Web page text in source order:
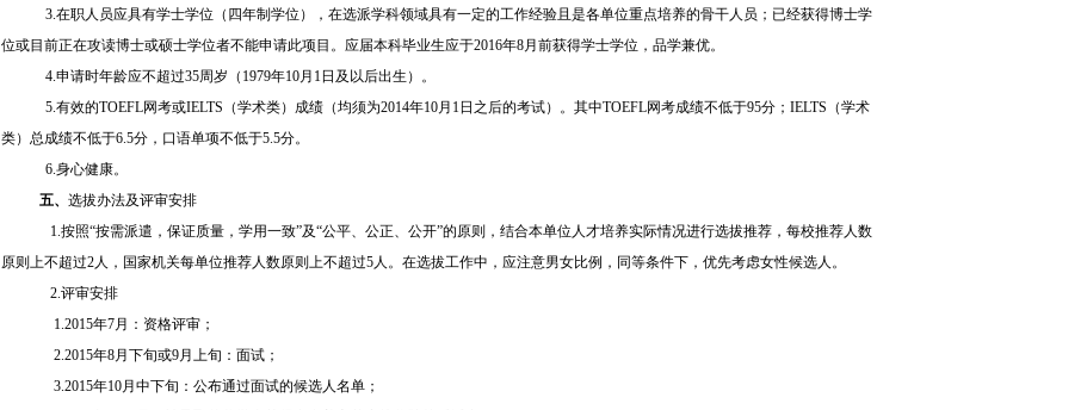
3.在职人员应具有学士学位（四年制学位），在选派学科领域具有一定的工作经验且是各单位重点培养的骨干人员；已经获得博士学
位或目前正在攻读博士或硕士学位者不能申请此项目。应届本科毕业生应于2016年8月前获得学士学位，品学兼优。
4.申请时年龄应不超过35周岁（1979年10月1日及以后出生）。
5.有效的TOEFL网考或IELTS（学术类）成绩（均须为2014年10月1日之后的考试）。其中TOEFL网考成绩不低于95分；IELTS（学术
类）总成绩不低于6.5分，口语单项不低于5.5分。
6.身心健康。
五、 选拔办法及评审安排
1.按照“按需派遣，保证质量，学用一致”及“公平、公正、公开”的原则，结合本单位人才培养实际情况进行选拔推荐，每校推荐人数
原则上不超过2人，国家机关每单位推荐人数原则上不超过5人。在选拔工作中，应注意男女比例，同等条件下，优先考虑女性候选人。
2.评审安排
1.2015年7月：资格评审；
2.2015年8月下旬或9月上旬：面试；
3.2015年10月中下旬：公布通过面试的候选人名单；